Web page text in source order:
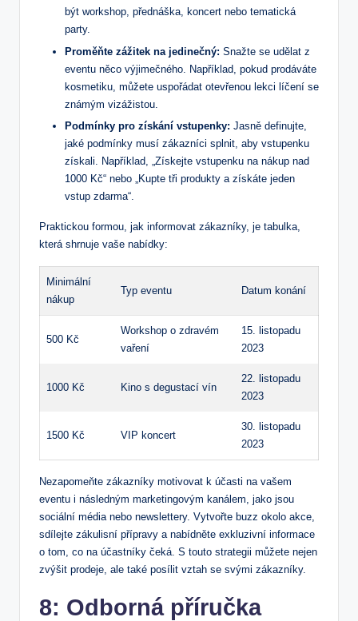
být​ workshop, přednáška, koncert nebo tematická
party.
Proměňte⁢ zážitek‌ na​ jedinečný: Snažte se udělat z
eventu něco výjimečného. ⁤Například, ​pokud‍ prodáváte
kosmetiku, můžete ⁢uspořádat⁢ otevřenou lekci líčení⁤ se
‍známým vizážistou.
Podmínky⁣ pro získání vstupenky: Jasně definujte,
jaké podmínky musí zákazníci splnit, aby vstupenku
získali. Například,⁣ „Získejte vstupenku ⁤na nákup nad
1000​ Kč“ nebo „Kupte tři produkty a ‌získáte‌ jeden
vstup zdarma“.
Praktickou formou, jak informovat zákazníky, je ‍tabulka,
která‍ shrnuje ​vaše nabídky:
Minimální​
nákup
Typ eventu Datum konání
500 Kč
Workshop o zdravém
vaření
15. listopadu​
2023
1000 Kč Kino s degustací vín
22.‌ listopadu
2023
1500 Kč VIP koncert
30. ⁤listopadu
2023
Nezapomeňte zákazníky motivovat k účasti na vašem
eventu i ⁣následným marketingovým‍ kanálem, jako ‌jsou⁢
sociální média nebo newslettery.⁣ Vytvořte ⁤buzz okolo ‍akce,
sdílejte zákulisní⁤ přípravy a nabídněte exkluzivní informace
o ‍tom,‍ co na​ účastníky čeká. S ‌touto strategii​ můžete nejen
zvýšit ‍prodeje, ale také ⁤posílit vztah se svými zákazníky.
8: Odborná příručka